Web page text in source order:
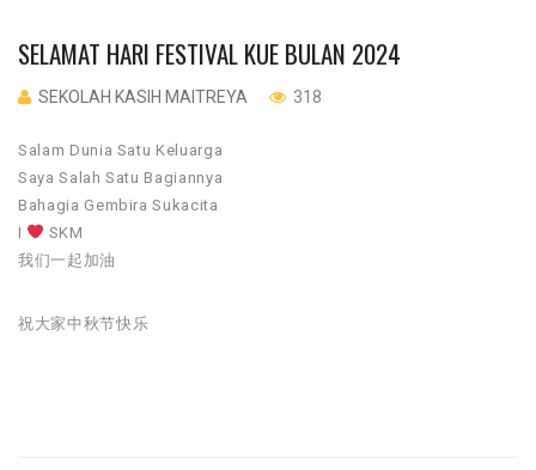
SELAMAT HARI FESTIVAL KUE BULAN 2024
SEKOLAH KASIH MAITREYA 318
Salam Dunia Satu Keluarga
Saya Salah Satu Bagiannya
Bahagia Gembira Sukacita
I
SKM
我们一起加油
祝大家中秋节快乐